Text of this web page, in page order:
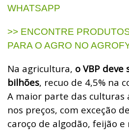
WHATSAPP
>> ENCONTRE
PARA O AGRO NO
Na agricultura, o VBP deve
bilhões, recuo de 4,5% na
A maior parte das culturas
nos preços, com exceção
caroço de algodão, feijão e